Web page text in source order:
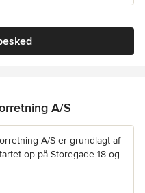
A/S
A/S er grundlagt af
op på Storegade 18 og